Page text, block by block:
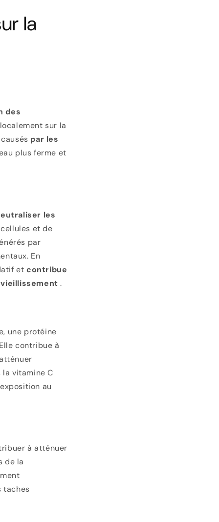
la
des
sur la
par les
plus ferme et
les
et de
par
En
et contribue
vieillissement .
une protéine
contribue à
vitamine C
au
à atténuer
de la
taches